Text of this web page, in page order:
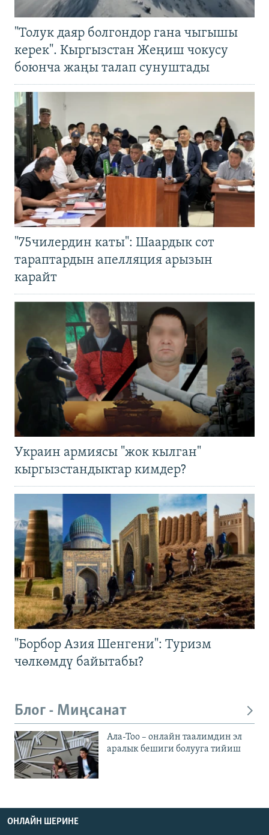
"Толук даяр болгондор гана чыгышы
керек". Кыргызстан Жеңиш чокусу
боюнча жаңы талап сунуштады
"75чилердин каты": Шаардык сот
тараптардын апелляция арызын
карайт
Украин армиясы "жок кылган"
кыргызстандыктар кимдер?
"Борбор Азия Шенгени": Туризм
чөлкөмдү байытабы?
Блог - Миңсанат
Ала-Тоо – онлайн таалимдин эл
аралык бешиги болууга тийиш
ОНЛАЙН ШЕРИНЕ